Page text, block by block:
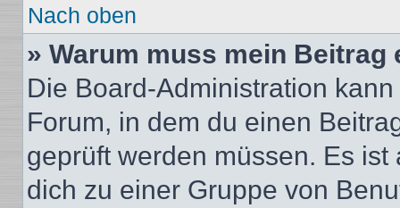
Nach oben
» Warum muss mein
Die Board-Administration
Forum, in dem du einen
geprüft werden müssen. Es
dich zu einer Gruppe von